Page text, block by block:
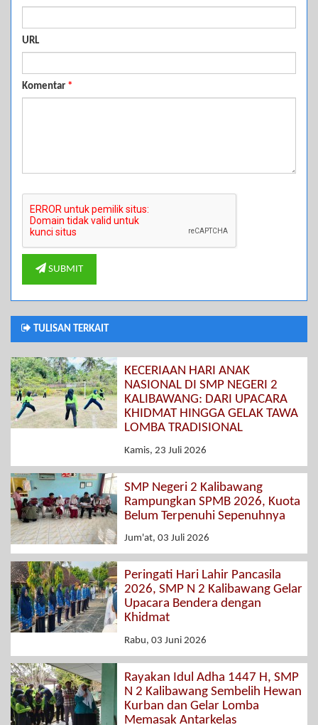
URL
Komentar *
SUBMIT
TULISAN TERKAIT
KECERIAAN HARI ANAK
NASIONAL DI SMP NEGERI 2
KALIBAWANG: DARI UPACARA
KHIDMAT HINGGA GELAK TAWA
LOMBA TRADISIONAL
Kamis, 23 Juli 2026
SMP Negeri 2 Kalibawang
Rampungkan SPMB 2026, Kuota
Belum Terpenuhi Sepenuhnya
Jum'at, 03 Juli 2026
Peringati Hari Lahir Pancasila
2026, SMP N 2 Kalibawang Gelar
Upacara Bendera dengan
Khidmat
Rabu, 03 Juni 2026
Rayakan Idul Adha 1447 H, SMP
N 2 Kalibawang Sembelih Hewan
Kurban dan Gelar Lomba
Memasak Antarkelas